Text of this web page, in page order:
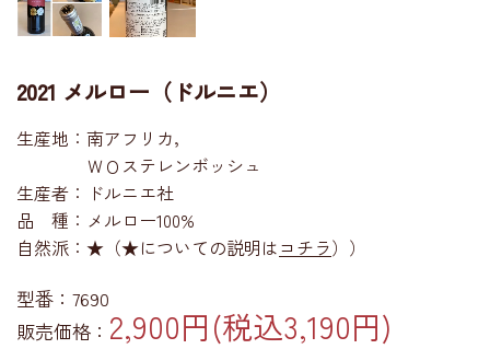
2021 メルロー（ドルニエ）
生産地：南アフリカ，
ＷＯステレンボッシュ
生産者：ドルニエ社
品 種：メルロー100%
自然派：★（★についての説明はコチラ））
型番：7690
販売価格： 2,900円(税込3,190円)